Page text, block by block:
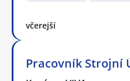
včerejší
Pracovník Strojní